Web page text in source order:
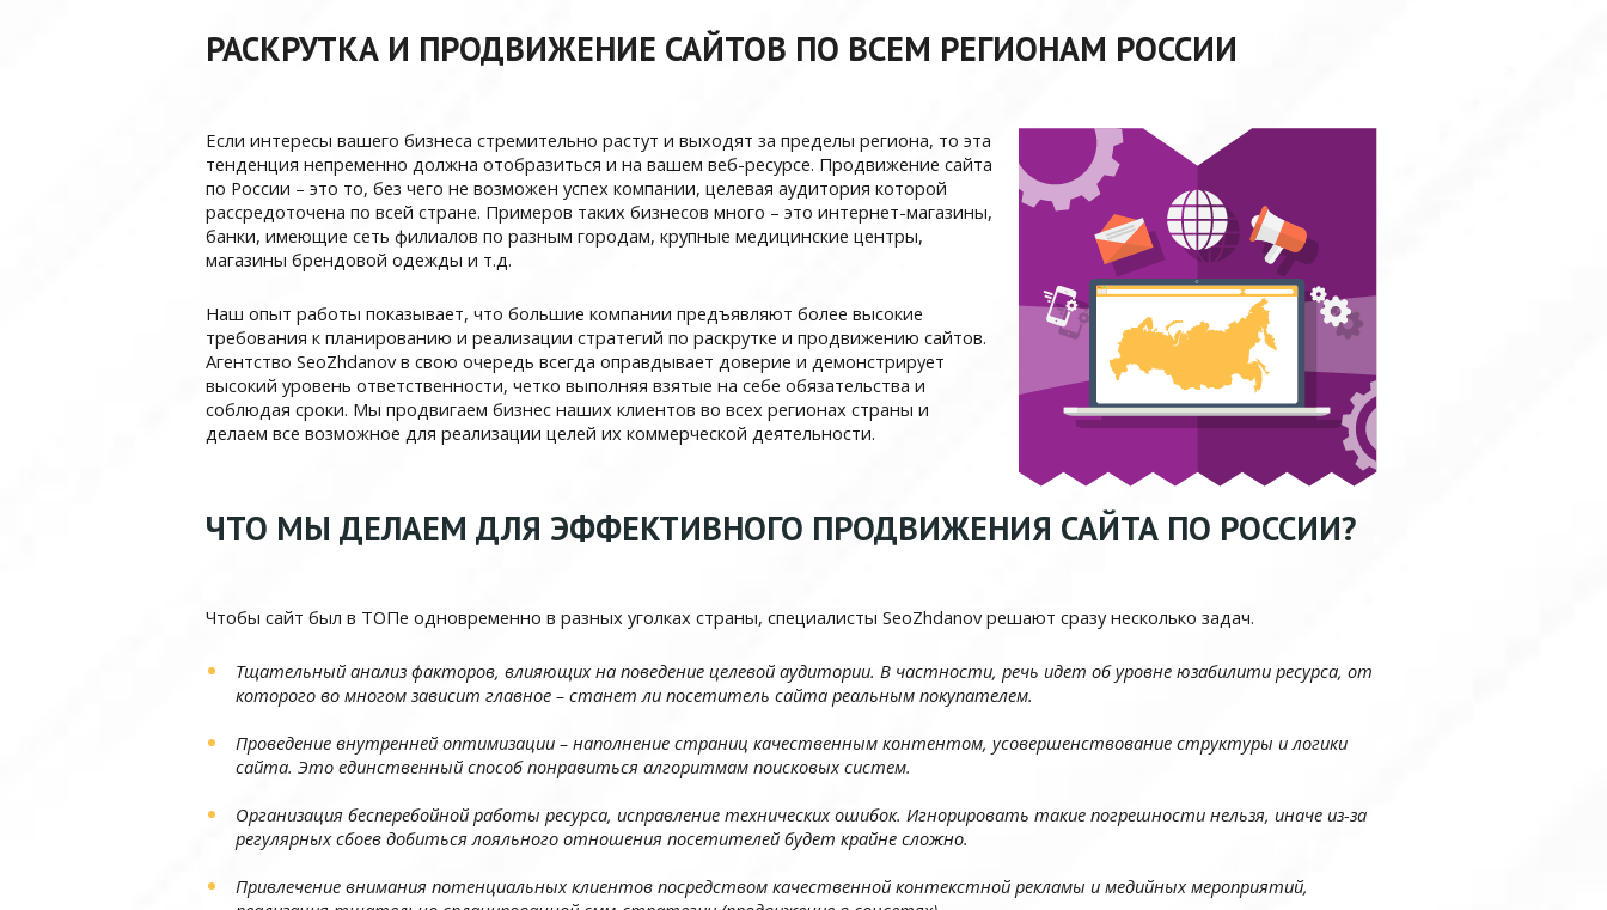
РАСКРУТКА И ПРОДВИЖЕНИЕ САЙТОВ ПО ВСЕМ РЕГИОНАМ РОССИИ
Если интересы вашего бизнеса стремительно растут и выходят за пределы региона, то эта
тенденция непременно должна отобразиться и на вашем веб-ресурсе. Продвижение сайта
по России – это то, без чего не возможен успех компании, целевая аудитория которой
рассредоточена по всей стране. Примеров таких бизнесов много – это интернет-магазины,
банки, имеющие сеть филиалов по разным городам, крупные медицинские центры,
магазины брендовой одежды и т.д.
Наш опыт работы показывает, что большие компании предъявляют более высокие
требования к планированию и реализации стратегий по раскрутке и продвижению сайтов.
Агентство SeoZhdanov в свою очередь всегда оправдывает доверие и демонстрирует
высокий уровень ответственности, четко выполняя взятые на себе обязательства и
соблюдая сроки. Мы продвигаем бизнес наших клиентов во всех регионах страны и
делаем все возможное для реализации целей их коммерческой деятельности.
ЧТО МЫ ДЕЛАЕМ ДЛЯ ЭФФЕКТИВНОГО ПРОДВИЖЕНИЯ САЙТА ПО РОССИИ?
Чтобы сайт был в ТОПе одновременно в разных уголках страны, специалисты SeoZhdanov решают сразу несколько задач.
Тщательный анализ факторов, влияющих на поведение целевой аудитории. В частности, речь идет об уровне юзабилити ресурса, от
которого во многом зависит главное – станет ли посетитель сайта реальным покупателем.
Проведение внутренней оптимизации – наполнение страниц качественным контентом, усовершенствование структуры и логики
сайта. Это единственный способ понравиться алгоритмам поисковых систем.
Организация бесперебойной работы ресурса, исправление технических ошибок. Игнорировать такие погрешности нельзя, иначе из-за
регулярных сбоев добиться лояльного отношения посетителей будет крайне сложно.
Привлечение внимания потенциальных клиентов посредством качественной контекстной рекламы и медийных мероприятий,